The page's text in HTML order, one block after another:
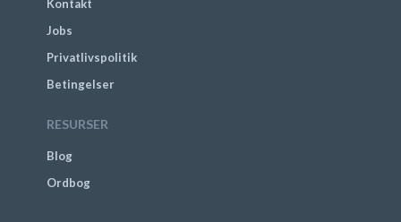
Kontakt
Jobs
Privatlivspolitik
Betingelser
RESURSER
Blog
Ordbog